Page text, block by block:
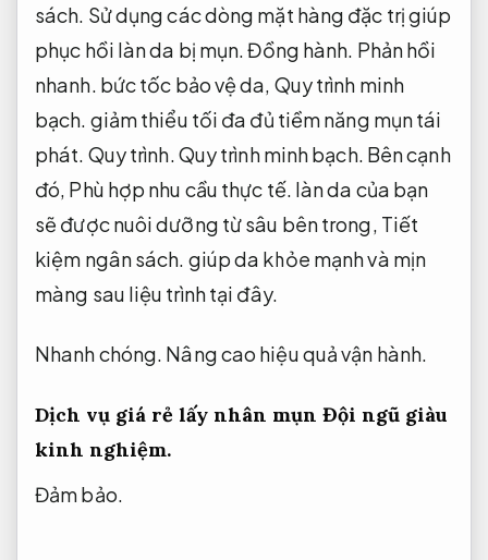
sách. Sử dụng các dòng mặt hàng đặc trị giúp
phục hồi làn da bị mụn.Đồng hành. Phản hồi
nhanh. bức tốc bảo vệ da, Quy trình minh
bạch. giảm thiểu tối đa đủ tiềm năng mụn tái
phát. Quy trình.Quy trình minh bạch. Bên cạnh
đó, Phù hợp nhu cầu thực tế. làn da của bạn
sẽ được nuôi dưỡng từ sâu bên trong, Tiết
kiệm ngân sách. giúp da khỏe mạnh và mịn
màng sau liệu trình tại đây.
Nhanh chóng. Nâng cao hiệu quả vận hành.
Dịch vụ giá rẻ lấy nhân mụn Đội ngũ giàu
kinh nghiệm.
Đảm bảo.